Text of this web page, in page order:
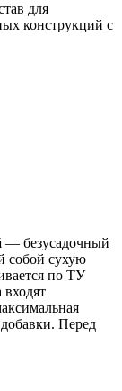
для
конструкций с
— безусадочный
собой сухую
по ТУ
входят
Перед